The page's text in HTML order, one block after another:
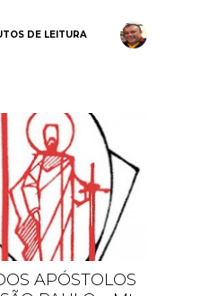
DE LEITURA
APÓSTOLOS